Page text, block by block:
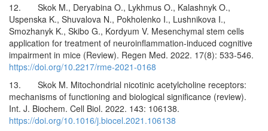
12. Skok M., Deryabina O., Lykhmus O., Kalashnyk O.,
Uspenska K., Shuvalova N., Pokholenko I., Lushnikova I.,
Smozhanyk K., Skibo G., Kordyum V. Mesenchymal stem cells
application for treatment of neuroinflammation-induced cognitive
impairment in mice (Review). Regen Med. 2022. 17(8): 533-546.
https://doi.org/10.2217/rme-2021-0168
13. Skok M. Mitochondrial nicotinic acetylcholine receptors:
mechanisms of functioning and biological significance (review).
Int. J. Biochem. Cell Biol. 2022. 143: 106138.
https://doi.org/10.1016/j.biocel.2021.106138